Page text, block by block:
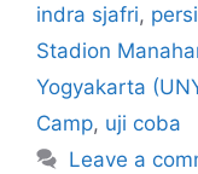
indra sjafri,
Stadion
Yogyakarta
Camp, uji coba
Leave a